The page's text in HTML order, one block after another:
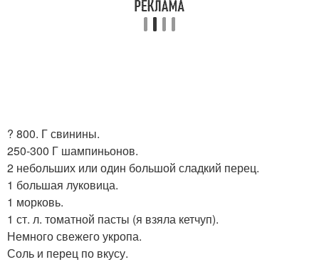
? 800. Г свинины.
250-300 Г шампиньонов.
2 небольших или один большой сладкий перец.
1 большая луковица.
1 морковь.
1 ст. л. томатной пасты (я взяла кетчуп).
Немного свежего укропа.
Соль и перец по вкусу.